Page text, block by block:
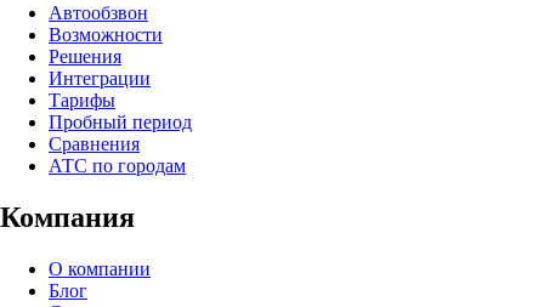
Автообзвон
Возможности
Решения
Интеграции
Тарифы
Пробный период
Сравнения
АТС по городам
Компания
О компании
Блог